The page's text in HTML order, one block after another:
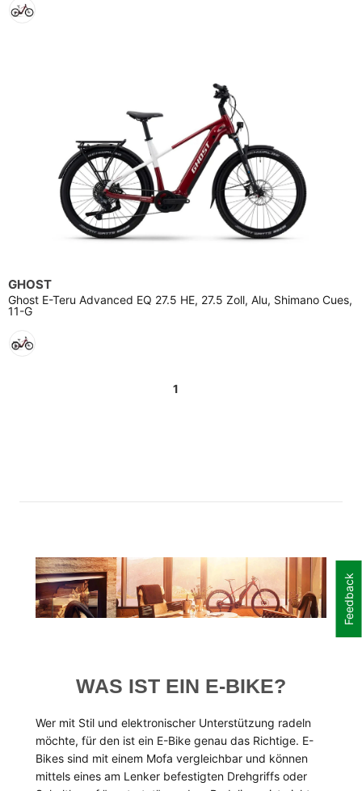
GHOST
Ghost E-Teru Advanced EQ 27.5 HE, 27.5 Zoll, Alu, Shimano Cues,
11-G
1
WAS IST EIN E-BIKE?
Wer mit Stil und elektronischer Unterstützung radeln
möchte, für den ist ein E-Bike genau das Richtige. E-
Bikes sind mit einem Mofa vergleichbar und können
mittels eines am Lenker befestigten Drehgriffs oder
Feedback